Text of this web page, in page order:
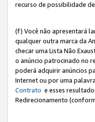
recurso de possibilidade
(f) Você não apresentará
qualquer outra marca da
checar uma Lista Não
o anúncio patrocinado no
poderá adquirir anúncios
Internet ou por uma
Contrato e esses
Redirecionamento